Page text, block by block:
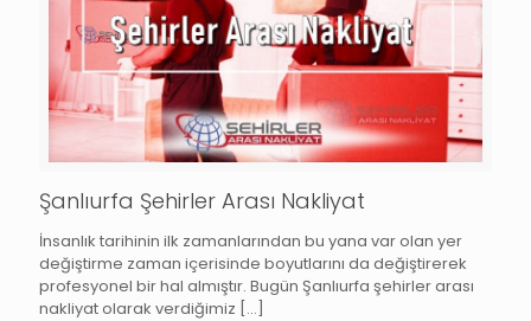
Şanlıurfa Şehirler Arası Nakliyat
İnsanlık tarihinin ilk zamanlarından bu yana var olan yer
değiştirme zaman içerisinde boyutlarını da değiştirerek
profesyonel bir hal almıştır. Bugün Şanlıurfa şehirler arası
nakliyat olarak verdiğimiz […]